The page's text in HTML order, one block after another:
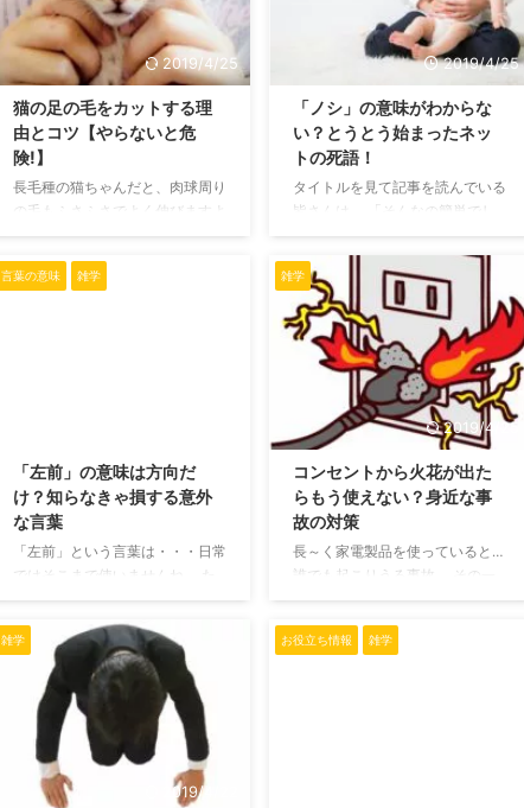
り教育 学力低下の原因として最
もよく挙げられるのが1980年代
から推進されたゆとり教育です。
ゆとり教育は週5日制と導入し、
学校で習う範囲を減らして、代わ
りに自らが学んで考える時間とし
て、総合的な学習の時間を入れる
ことになりました。 勉強する時
間と範囲が減ることは明ら ...
茶色くなっても猫は平気なのでし
ょうか? そんな疑問にお答えしま
す。 猫の毛が茶色くなることっ
てあるの? 実はけっこう猫の毛の
色が変わることってあります。
私の飼っている猫ちゃんはアメシ
ョーの雑種なのですが、小さい頃
は結構アメショーっぽ ...
2019/4/25
猫の足の毛をカットする理
由とコツ【やらないと危
険!】
長毛種の猫ちゃんだと、肉球周り
の毛もふさふさでよく伸びますよ
短毛なのでそんなに気を使わない
のですが、長毛種の猫ちゃんは肉
いる場合には、カットしたほうが
良いでしょう。 なぜならイエネ
コの場合、フローリングや机など
のツルツルした所を走り回ってい
るからです。 肉球には滑 ...
2019/4/25
「ノシ」の意味がわからな
い？とうとう始まったネッ
トの死語！
タイトルを見て記事を読んでいる
皆さんは、 「そんなの簡単でし
それとも 「本当に意味がわから
ない」 と思って来てくれた方の
どちらでしょうか。 「ノシ」は
これだけ見れば普通は意味がわか
らなくて当然のものです。 今回
はその「ノシ」について解説して
いく記事になります。 ただの
「のし」ではない？ 「ノシ」の
意味と使い方 「ノシ」はのしを
カタカナで表しているわけではあ
りません。 これはアスキーアー
ト(通称AA)と呼ばれるもので、明
確な意味はありませんが、 手を
振っている動作に見えることか ...
言葉の意味 雑学
「左前」の意味は方向だ
け？知らなきゃ損する意外
な言葉
「左前」という言葉は・・・日常
ではそこまで使いませんね。 た
すだけではなく、着物や普通の会
話の中で通用する意味を持つ単語
でもあるのです。 意外と知られ
ていないのが、「左前」の隠され
た意味。 使い方によっては相手
を怒らせてしまうこともあるので
注意が必要です。 今回はそんな
「左前」の意味とその語源を見て
雑学
2019/4/25
コンセントから火花が出た
らもう使えない？身近な事
故の対策
長～く家電製品を使っていると…
誰でも起こりうる事故。 その一
が出るというものがあります。
一瞬だけ火花が出てもそのままに
雑学
2019/4/22
お役立ち情報 雑学